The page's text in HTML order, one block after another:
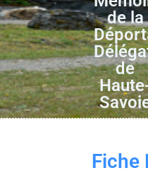
de la
de
Fiche